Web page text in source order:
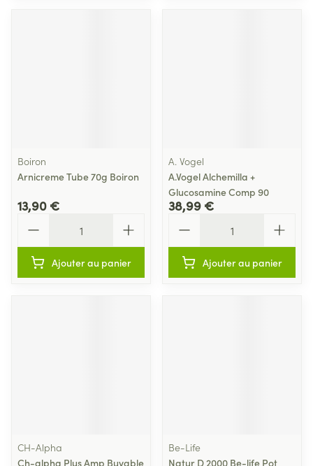
Boiron
Arnicreme Tube 70g Boiron
13,90 €
Ajouter au panier
A. Vogel
A.Vogel Alchemilla +
Glucosamine Comp 90
38,99 €
Ajouter au panier
CH-Alpha
Ch-alpha Plus Amp Buvable
Be-Life
Natur D 2000 Be-life Pot